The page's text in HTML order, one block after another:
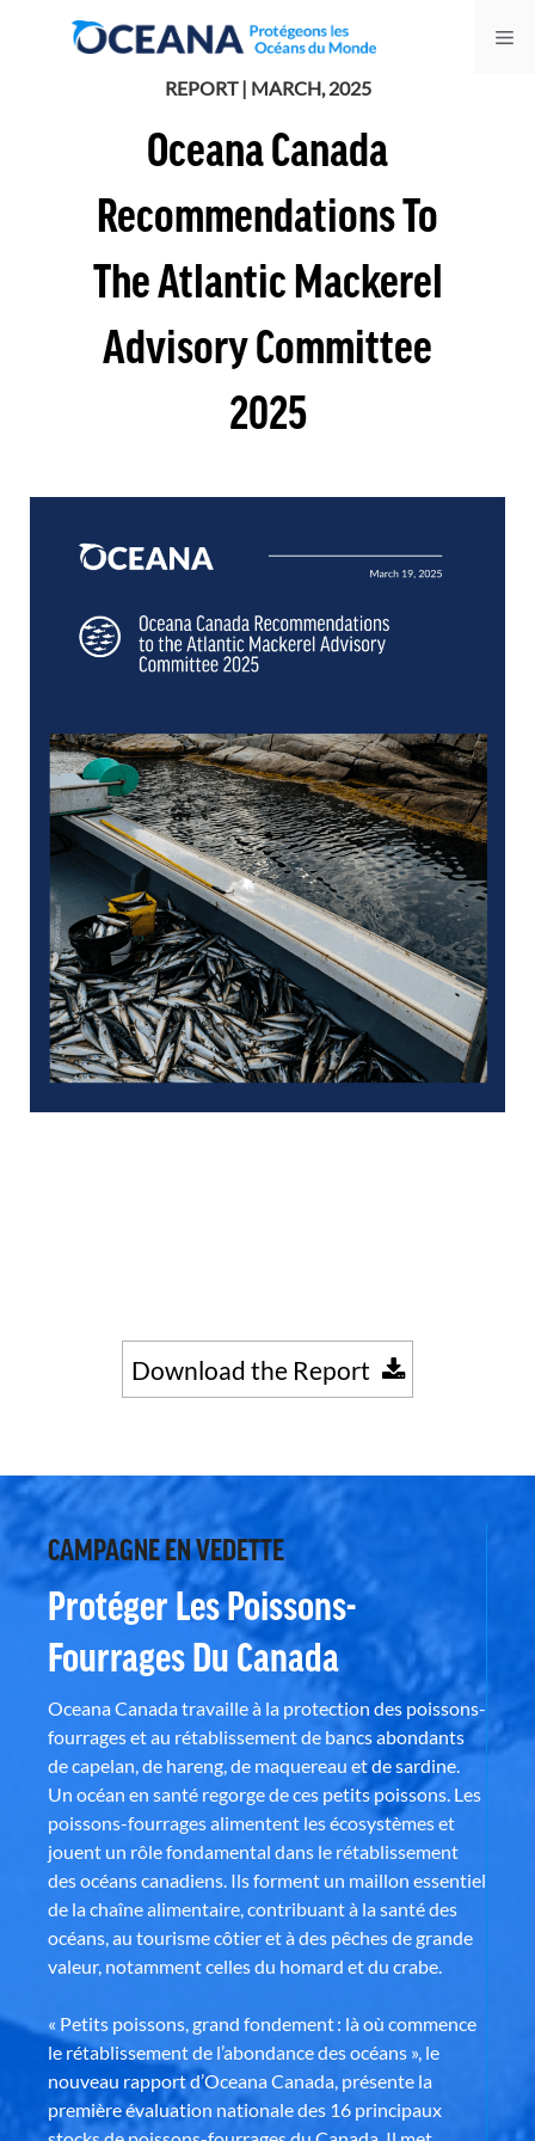
REPORT | MARCH, 2025
Oceana Canada
Recommendations To
The Atlantic Mackerel
Advisory Committee
2025
Download the Report
CAMPAGNE EN VEDETTE
Protéger Les Poissons-
Fourrages Du Canada
Oceana Canada travaille à la protection des poissons-
fourrages et au rétablissement de bancs abondants
de capelan, de hareng, de maquereau et de sardine.
Un océan en santé regorge de ces petits poissons. Les
poissons-fourrages alimentent les écosystèmes et
jouent un rôle fondamental dans le rétablissement
des océans canadiens. Ils forment un maillon essentiel
de la chaîne alimentaire, contribuant à la santé des
océans, au tourisme côtier et à des pêches de grande
valeur, notamment celles du homard et du crabe.
« Petits poissons, grand fondement : là où commence
le rétablissement de l’abondance des océans », le
nouveau rapport d’Oceana Canada, présente la
première évaluation nationale des 16 principaux